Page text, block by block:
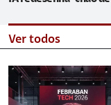
Ver todos